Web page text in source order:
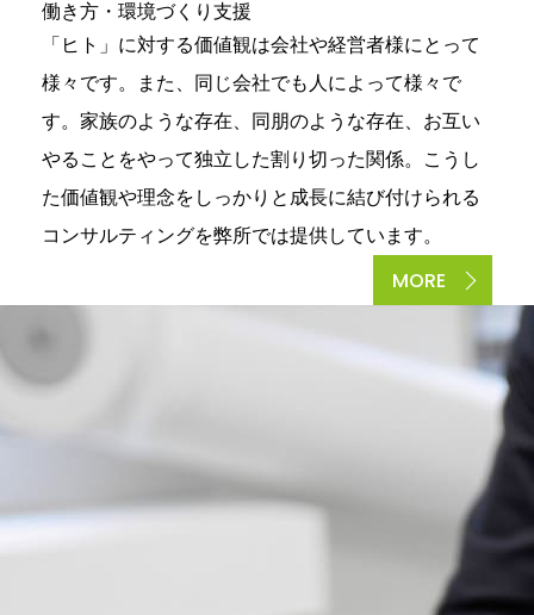
働き方・環境づくり支援
「ヒト」に対する価値観は会社や経営者様にとって
様々です。また、同じ会社でも人によって様々で
す。家族のような存在、同朋のような存在、お互い
やることをやって独立した割り切った関係。こうし
た価値観や理念をしっかりと成長に結び付けられる
コンサルティングを弊所では提供しています。
MORE